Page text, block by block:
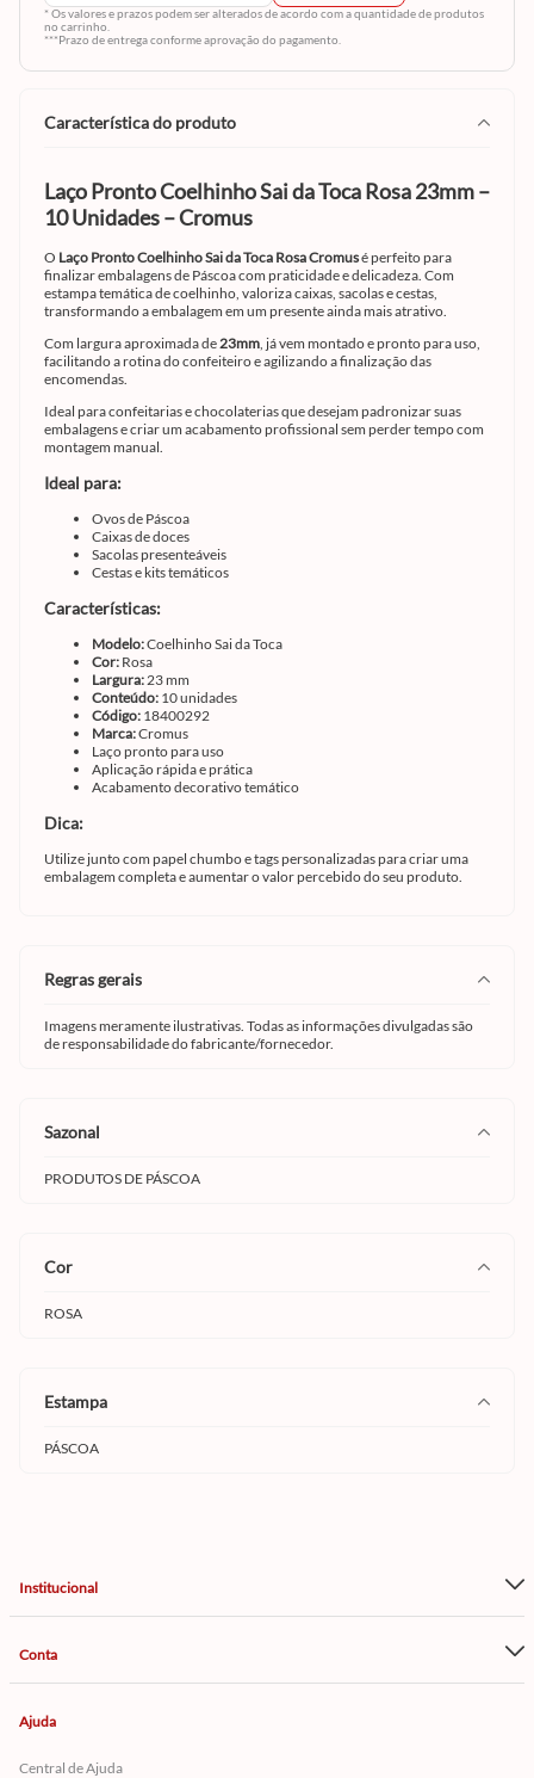
* Os valores e prazos podem ser alterados de acordo com a quantidade de produtos
no carrinho.
***Prazo de entrega conforme aprovação do pagamento.
característica do produto
Laço Pronto Coelhinho Sai da Toca Rosa 23mm –
10 Unidades – Cromus
O Laço Pronto Coelhinho Sai da Toca Rosa Cromusé perfeito para
finalizar embalagens de Páscoa com praticidade e delicadeza. Com
estampa temática de coelhinho, valoriza caixas, sacolas e cestas,
transformando a embalagem em um presente ainda mais atrativo.
Com largura aproximada de 23mm , já vem montado e pronto para uso,
facilitando a rotina do confeiteiro e agilizando a finalização das
encomendas.
Ideal para confeitarias e chocolaterias que desejam padronizar suas
embalagens e criar um acabamento profissional sem perder tempo com
montagem manual.
Ideal para:
Ovos de Páscoa
Caixas de doces
Sacolas presenteáveis
Cestas e kits temáticos
Características:
Modelo:Coelhinho Sai da Toca
Cor: Rosa
Largura:23 mm
Conteúdo: 10 unidades
Código: 18400292
Marca:Cromus
Laço pronto para uso
Aplicação rápida e prática
Acabamento decorativo temático
Dica:
Utilize junto com papel chumbo e tags personalizadas para criar uma
embalagem completa e aumentar o valor percebido do seu produto.
regras gerais
Imagens meramente ilustrativas. Todas as informações divulgadas são
de responsabilidade do fabricante/fornecedor.
sazonal
PRODUTOS DE PÁSCOA
cor
ROSA
estampa
PÁSCOA
Institucional
Conta
Ajuda
Central de Ajuda